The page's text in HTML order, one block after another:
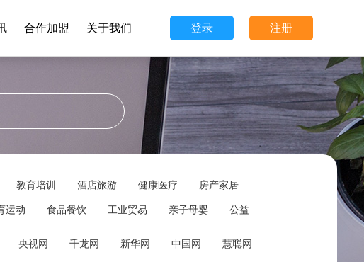
合作加盟 关于我们 登录 注册
教育培训 酒店旅游 健康医疗 房产家居
运动 食品餐饮 工业贸易 亲子母婴 公益
央视网 千龙网 新华网 中国网 慧聪网